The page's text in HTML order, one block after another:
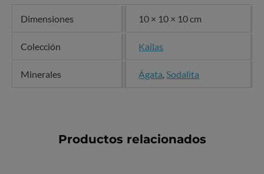
Dimensiones 10 × 10 × 10 cm
Colección Kailas
Minerales Ágata,Sodalita
Productos relacionados